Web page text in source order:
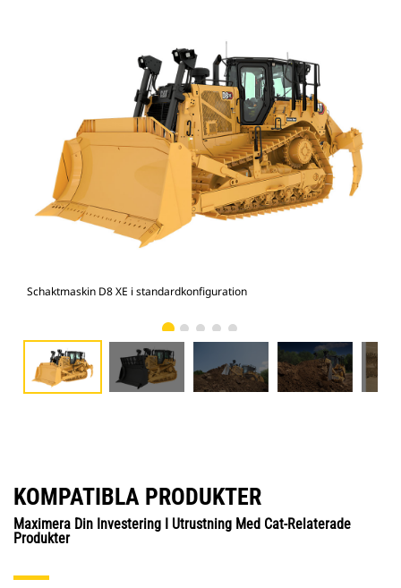
Schaktmaskin D8 XE i standardkonfiguration
KOMPATIBLA PRODUKTER
Maximera Din Investering I Utrustning Med Cat-Relaterade
Produkter